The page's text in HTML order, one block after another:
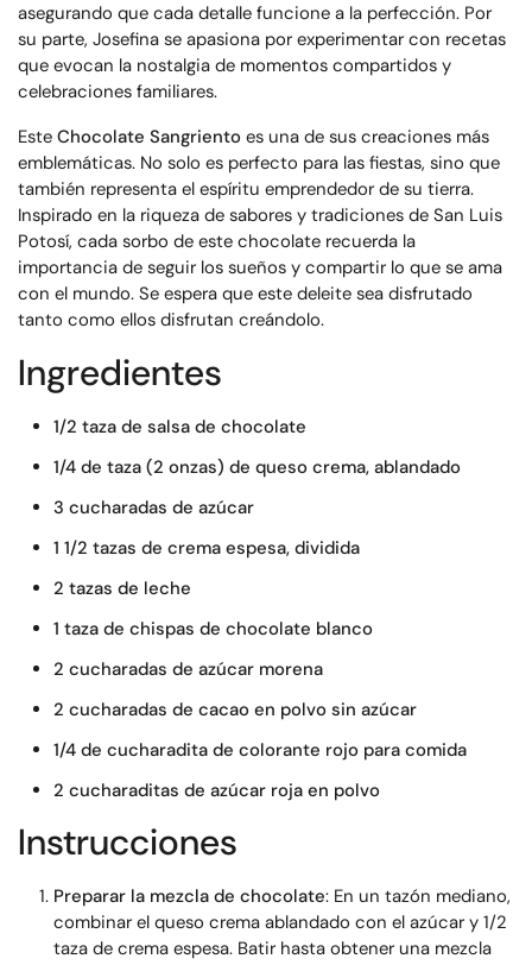
asegurando que cada detalle funcione a la perfección. Por
su parte, Josefina se apasiona por experimentar con recetas
que evocan la nostalgia de momentos compartidos y
celebraciones familiares.
Este Chocolate Sangriento es una de sus creaciones más
emblemáticas. No solo es perfecto para las fiestas, sino que
también representa el espíritu emprendedor de su tierra.
Inspirado en la riqueza de sabores y tradiciones de San Luis
Potosí, cada sorbo de este chocolate recuerda la
importancia de seguir los sueños y compartir lo que se ama
con el mundo. Se espera que este deleite sea disfrutado
tanto como ellos disfrutan creándolo.
Ingredientes
1/2 taza de salsa de chocolate
1/4 de taza (2 onzas) de queso crema, ablandado
3 cucharadas de azúcar
1 1/2 tazas de crema espesa, dividida
2 tazas de leche
1 taza de chispas de chocolate blanco
2 cucharadas de azúcar morena
2 cucharadas de cacao en polvo sin azúcar
1/4 de cucharadita de colorante rojo para comida
2 cucharaditas de azúcar roja en polvo
Instrucciones
Preparar la mezcla de chocolate: En un tazón mediano,
combinar el queso crema ablandado con el azúcar y 1/2
taza de crema espesa. Batir hasta obtener una mezcla